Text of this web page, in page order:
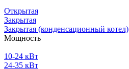
Открытая
Закрытая
Закрытая (конденсационный котел)
Мощность
10-24 кВт
24-35 кВт